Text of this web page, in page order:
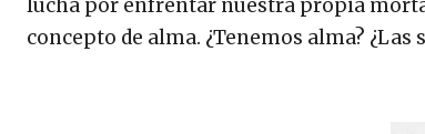
lucha por enfrentar nuestra propia
concepto de alma. ¿Tenemos alma? ¿Las